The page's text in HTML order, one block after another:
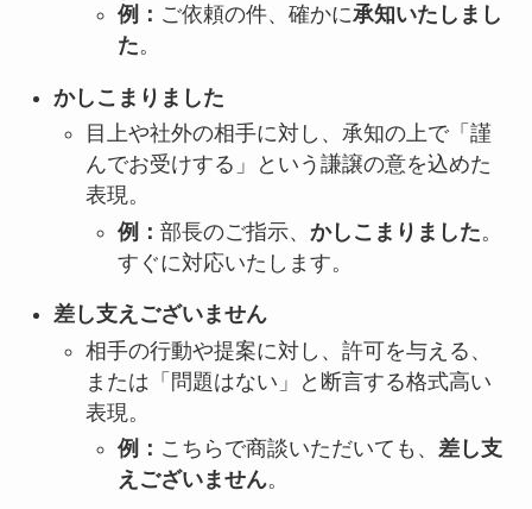
例： ご依頼の件、確かに承知いたしまし
た。
かしこまりました
目上や社外の相手に対し、承知の上で「謹
んでお受けする」という謙譲の意を込めた
表現。
例： 部長のご指示、 かしこまりました。
すぐに対応いたします。
差し支えございません
相手の行動や提案に対し、許可を与える、
または「問題はない」と断言する格式高い
表現。
例： こちらで商談いただいても、 差し支
えございません。